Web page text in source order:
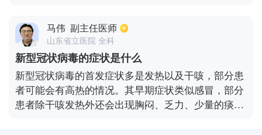
现严重的危害，所以用生姜贴肚脐还是需要非常谨慎
的。如果在使用生姜贴肚脐的时候，可以先在自己的
肘部皮肤，进行生姜擦拭，观察是否会引起过敏，还
可以观察生姜本身是否对身体存在有刺激性，承受如
何；在生姜贴肚脐时注意时间控制，一般在两小时以
内，如果超过两小时生姜会对皮肤产生一定的问题。
如果要进行隔江的灸或发泡灸，会对身体导致强烈的
马伟 副主任医师
山东省立医院 全科
新型冠状病毒的症状是什么
新型冠状病毒的首发症状多是发热以及干咳，部分患
者可能会有高热的情况。其早期症状类似感冒，部分
患者除干咳发热外还会出现胸闷、乏力、少量的痰液